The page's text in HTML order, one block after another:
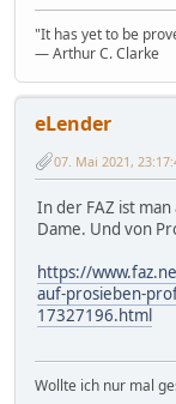
"It has yet to be
― Arthur C. Clarke
eLender
07. Mai 2021,
In der FAZ ist
Dame. Und von
https://
auf-prosieben-
17327196.html
Wollte ich nur mal